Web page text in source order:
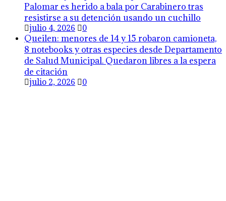
Palomar es herido a bala por Carabinero tras
resistirse a su detención usando un cuchillo
julio 4, 2026 0
Queilen: menores de 14 y 15 robaron camioneta,
8 notebooks y otras especies desde Departamento
de Salud Municipal. Quedaron libres a la espera
de citación
julio 2, 2026 0